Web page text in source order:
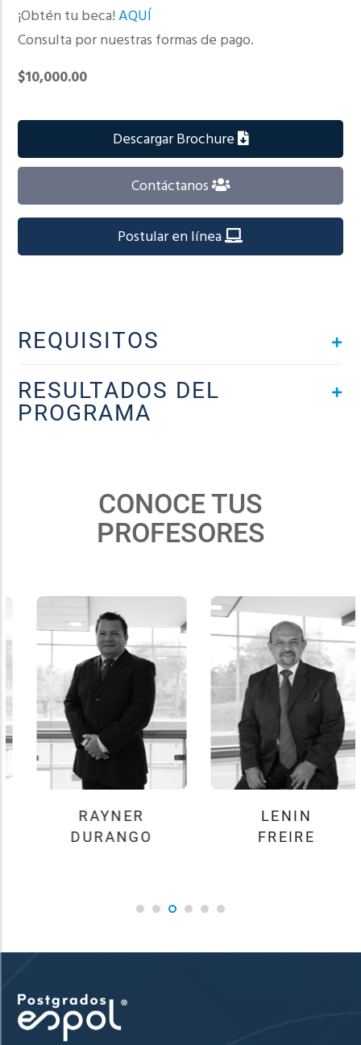
¡Obtén tu beca!AQUÍ
Consulta por nuestras formas de pago.
$10,000.00
Descargar Brochure
Contáctanos
Postular en línea
REQUISITOS
RESULTADOS DEL
PROGRAMA
CONOCE TUS
PROFESORES
RAYNER
DURANGO
LENIN
FREIRE